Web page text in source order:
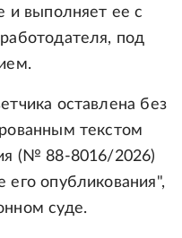
и выполняет ее с
под
оставлена без
текстом
(№ 88-8016/2026)
опубликования",
суде.